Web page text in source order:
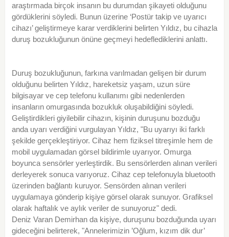
araştırmada birçok insanın bu durumdan şikayeti olduğunu
gördüklerini söyledi. Bunun üzerine ‘Postür takip ve uyarıcı
cihazı’ geliştirmeye karar verdiklerini belirten Yıldız, bu cihazla
duruş bozukluğunun önüne geçmeyi hedeflediklerini anlattı.
Duruş bozukluğunun, farkına varılmadan gelişen bir durum
olduğunu belirten Yıldız, hareketsiz yaşam, uzun süre
bilgisayar ve cep telefonu kullanımı gibi nedenlerden
insanların omurgasında bozukluk oluşabildiğini söyledi.
Geliştirdikleri giyilebilir cihazın, kişinin duruşunu bozduğu
anda uyarı verdiğini vurgulayan Yıldız, "Bu uyarıyı iki farklı
şekilde gerçekleştiriyor. Cihaz hem fiziksel titreşimle hem de
mobil uygulamadan görsel bildirimle uyarıyor. Omurga
boyunca sensörler yerleştirdik. Bu sensörlerden alınan verileri
derleyerek sonuca varıyoruz. Cihaz cep telefonuyla bluetooth
üzerinden bağlantı kuruyor. Sensörden alınan verileri
uygulamaya gönderip kişiye görsel olarak sunuyor. Grafiksel
olarak haftalık ve aylık veriler de sunuyoruz" dedi.
Deniz Varan Demirhan da kişiye, duruşunu bozduğunda uyarı
gideceğini belirterek, "Annelerimizin ’Oğlum, kızım dik dur’